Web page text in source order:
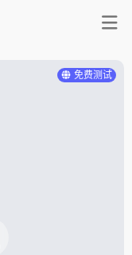
免费测试